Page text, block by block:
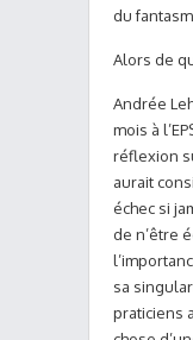
du
Alors de
Andrée
mois à
réflexion
aurait
échec si
de n’être
sa
praticiens